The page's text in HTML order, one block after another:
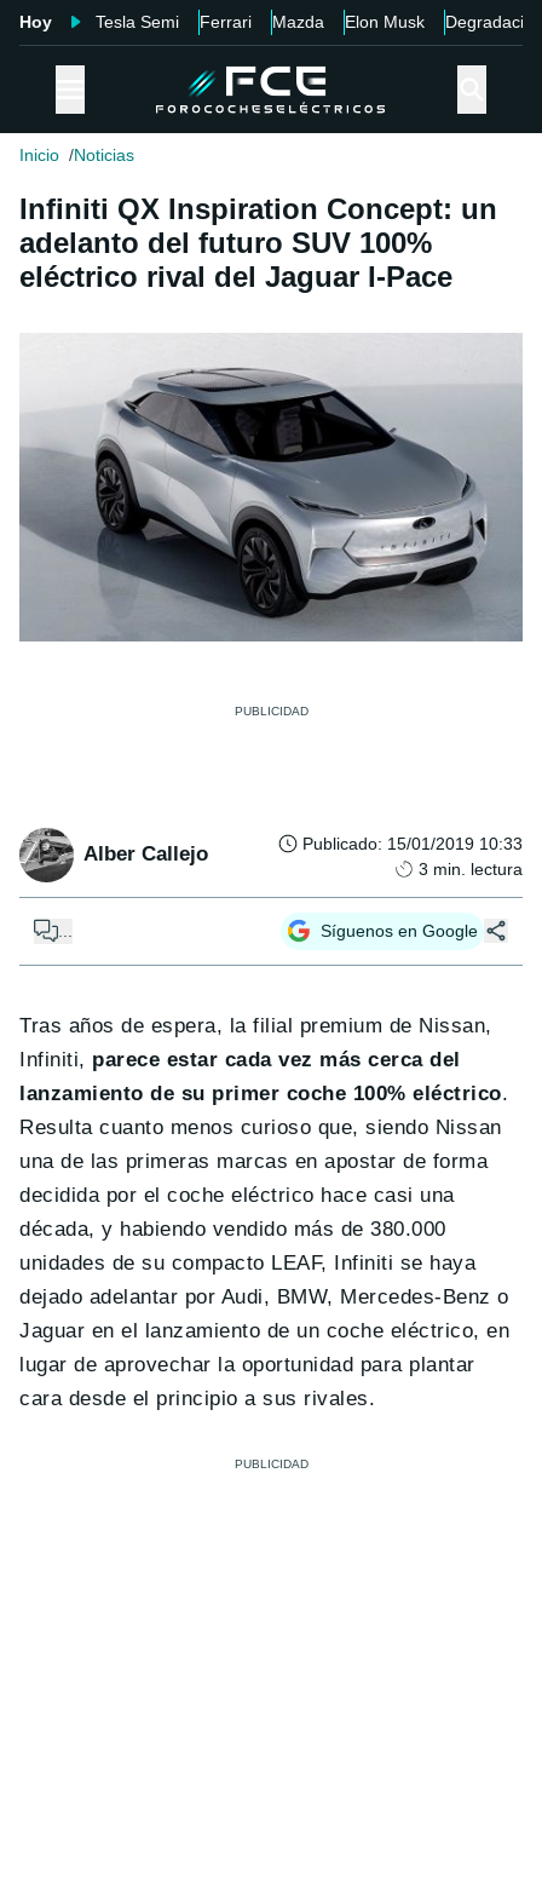
Hoy Tesla Semi Ferrari Mazda Elon Musk Degradación
Inicio Noticias
Infiniti QX Inspiration Concept: un
adelanto del futuro SUV 100%
eléctrico rival del Jaguar I-Pace
Alber Callejo Publicado: 15/01/2019 10:33
3 min. lectura
Síguenos en Google
Tras años de espera, la filial premium de Nissan,
Infiniti, parece estar cada vez más cerca del
lanzamiento de su primer coche 100% eléctrico.
Resulta cuanto menos curioso que, siendo Nissan
una de las primeras marcas en apostar de forma
decidida por el coche eléctrico hace casi una
década, y habiendo vendido más de 380.000
unidades de su compacto LEAF, Infiniti se haya
dejado adelantar por Audi, BMW, Mercedes-Benz o
Jaguar en el lanzamiento de un coche eléctrico, en
lugar de aprovechar la oportunidad para plantar
cara desde el principio a sus rivales.